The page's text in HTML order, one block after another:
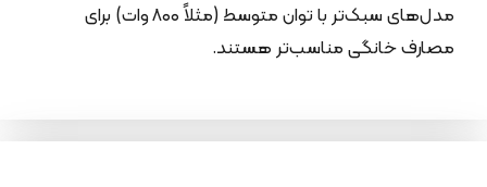
مدل‌های سبک‌تر با توان متوسط (مثلاً ۸۰۰ وات) برای
مصارف خانگی مناسب‌تر هستند.